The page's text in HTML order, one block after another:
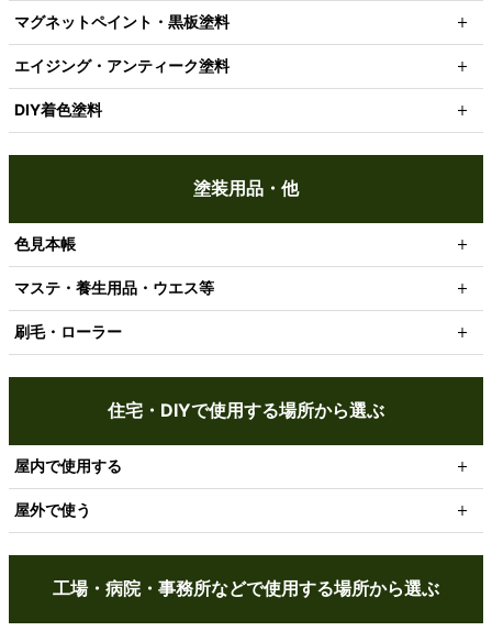
マグネットペイント・黒板塗料
エイジング・アンティーク塗料
DIY着色塗料
塗装用品・他
色見本帳
マステ・養生用品・ウエス等
刷毛・ローラー
住宅・DIYで使用する場所から選ぶ
屋内で使用する
屋外で使う
工場・病院・事務所などで使用する場所から選ぶ